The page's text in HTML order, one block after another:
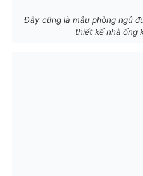
Đây cũng là mẫu phòng ngủ
thiết kế nhà ống